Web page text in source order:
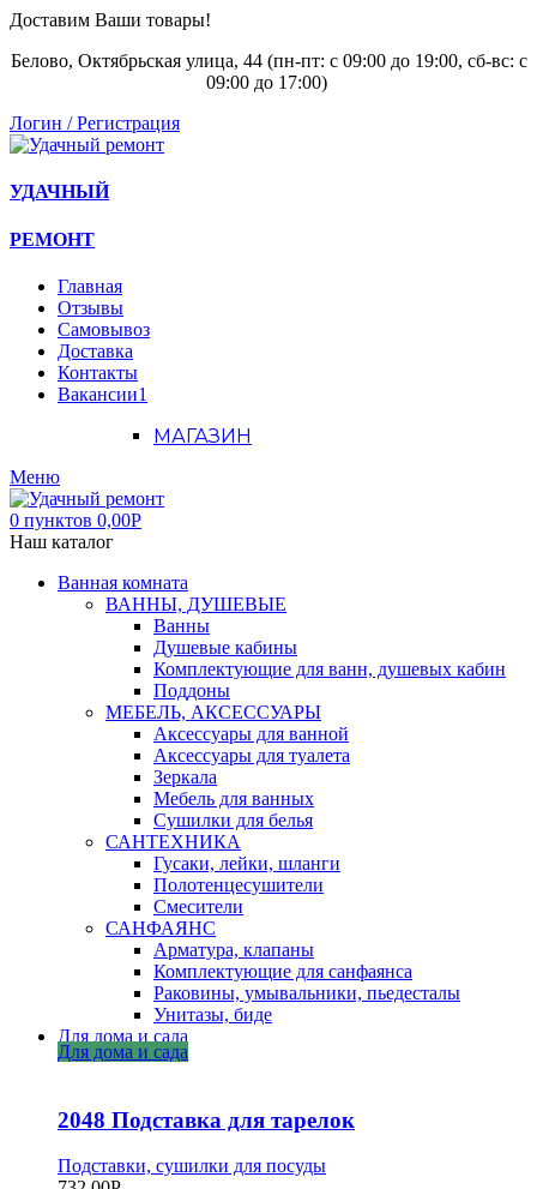
Доставим Ваши товары!
Белово, Октябрьская улица, 44 (пн-пт: с 09:00 до 19:00, сб-вс: с
09:00 до 17:00)
Логин / Регистрация
УДАЧНЫЙ
РЕМОНТ
Главная
Отзывы
Самовывоз
Доставка
Контакты
Вакансии1
МАГАЗИН
Меню
0 пунктов 0,00Р
Наш каталог
Ванная комната
ВАННЫ, ДУШЕВЫЕ
Ванны
Душевые кабины
Комплектующие для ванн, душевых кабин
Поддоны
МЕБЕЛЬ, АКСЕССУАРЫ
Аксессуары для ванной
Аксессуары для туалета
Зеркала
Мебель для ванных
Сушилки для белья
САНТЕХНИКА
Гусаки, лейки, шланги
Полотенцесушители
Смесители
САНФАЯНС
Арматура, клапаны
Комплектующие для санфаянса
Раковины, умывальники, пьедесталы
Унитазы, биде
Для дома и сада
Для дома и сада
2048 Подставка для тарелок
Подставки, сушилки для посуды